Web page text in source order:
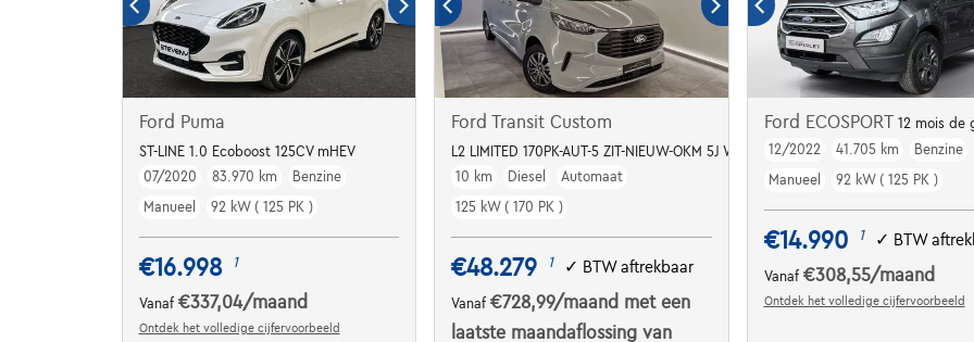
Ford Puma
ST-LINE 1.0 Ecoboost 125CV mHEV
07/2020
83.970 km
Benzine
Manueel
92 kW ( 125 PK )
€16.998 1
Vanaf €337,04/maand
Ontdek het volledige cijfervoorbeeld
Ford Transit Custom
L2 LIMITED 170PK-AUT-5 ZIT-NIEUW-OKM 5J WAARBORG!
10 km
Diesel
Automaat
125 kW ( 170 PK )
€48.279 1 ✓ BTW aftrekbaar
Vanaf€728,99/maand met een
laatste maandaflossing van
Ford ECOSPORT 12 mois de
12/2022
41.705 km
Benzine
Manueel
92 kW ( 125 PK )
€14.990 1 ✓ BTW
Vanaf €308,55/maand
Ontdek het volledige cijfervoorbeeld